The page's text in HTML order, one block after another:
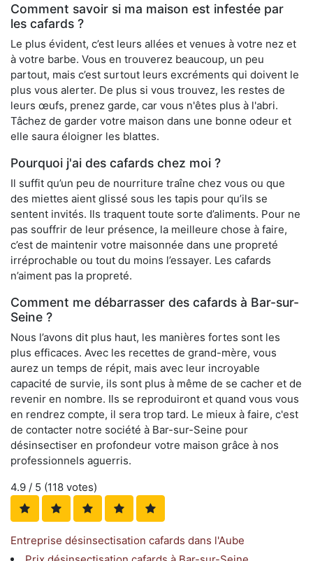
Comment savoir si ma maison est infestée par
les cafards ?
Le plus évident, c’est leurs allées et venues à votre nez et
à votre barbe. Vous en trouverez beaucoup, un peu
partout, mais c’est surtout leurs excréments qui doivent le
plus vous alerter. De plus si vous trouvez, les restes de
leurs œufs, prenez garde, car vous n'êtes plus à l'abri.
Tâchez de garder votre maison dans une bonne odeur et
elle saura éloigner les blattes.
Pourquoi j'ai des cafards chez moi ?
Il suffit qu’un peu de nourriture traîne chez vous ou que
des miettes aient glissé sous les tapis pour qu’ils se
sentent invités. Ils traquent toute sorte d’aliments. Pour ne
pas souffrir de leur présence, la meilleure chose à faire,
c’est de maintenir votre maisonnée dans une propreté
irréprochable ou tout du moins l’essayer. Les cafards
n’aiment pas la propreté.
Comment me débarrasser des cafards à Bar-sur-
Seine ?
Nous l’avons dit plus haut, les manières fortes sont les
plus efficaces. Avec les recettes de grand-mère, vous
aurez un temps de répit, mais avec leur incroyable
capacité de survie, ils sont plus à même de se cacher et de
revenir en nombre. Ils se reproduiront et quand vous vous
en rendrez compte, il sera trop tard. Le mieux à faire, c'est
de contacter notre société à Bar-sur-Seine pour
désinsectiser en profondeur votre maison grâce à nos
professionnels aguerris.
4.9 / 5 (118 votes)
Entreprise désinsectisation cafards dans l'Aube